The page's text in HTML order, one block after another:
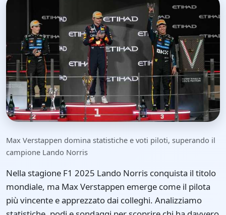
Max Verstappen domina statistiche e voti piloti, superando il
campione Lando Norris
Nella stagione F1 2025 Lando Norris conquista il titolo
mondiale, ma Max Verstappen emerge come il pilota
più vincente e apprezzato dai colleghi. Analizziamo